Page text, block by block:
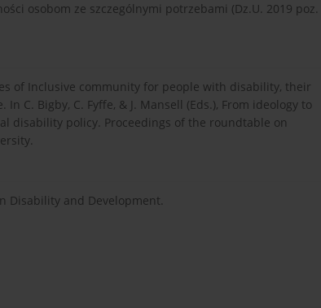
osobom ze szczególnymi potrzebami (Dz.U. 2019 poz.
of Inclusive community for people with disability, their
C. Bigby, C. Fyffe, & J. Mansell (Eds.), From ideology to
disability policy. Proceedings of the roundtable on
Disability and Development.